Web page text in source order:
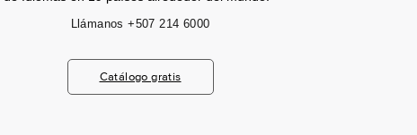
Llámanos +507 214 6000
Catálogo gratis